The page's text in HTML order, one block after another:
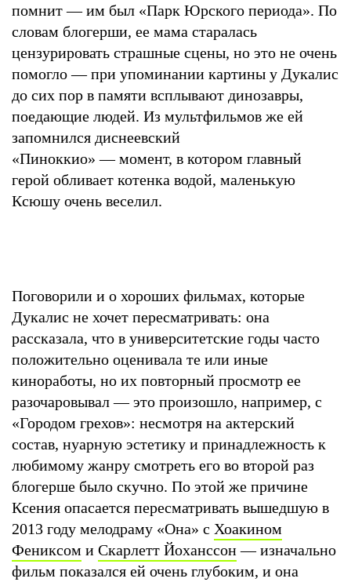
помнит — им был «Парк Юрского периода». По
словам блогерши, ее мама старалась
цензурировать страшные сцены, но это не очень
помогло — при упоминании картины у Дукалис
до сих пор в памяти всплывают динозавры,
поедающие людей. Из мультфильмов же ей
запомнился диснеевский
«Пиноккио» — момент, в котором главный
герой обливает котенка водой, маленькую
Ксюшу очень веселил.
Поговорили и о хороших фильмах, которые
Дукалис не хочет пересматривать: она
рассказала, что в университетские годы часто
положительно оценивала те или иные
киноработы, но их повторный просмотр ее
разочаровывал — это произошло, например, с
«Городом грехов»: несмотря на актерский
состав, нуарную эстетику и принадлежность к
любимому жанру смотреть его во второй раз
блогерше было скучно. По этой же причине
Ксения опасается пересматривать вышедшую в
2013 году мелодраму «Она» с Хоакином
Фениксом и Скарлетт Йоханссон— изначально
фильм показался ей очень глубоким, и она